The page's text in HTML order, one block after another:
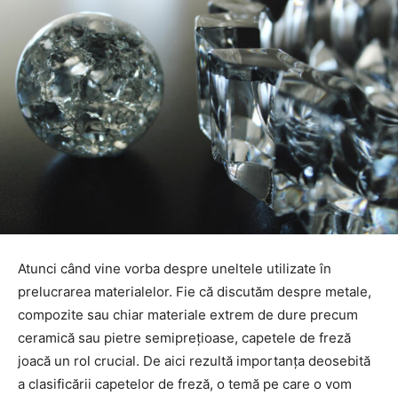
Atunci când vine vorba despre uneltele utilizate în
prelucrarea materialelor. Fie că discutăm despre metale,
compozite sau chiar materiale extrem de dure precum
ceramică sau pietre semiprețioase, capetele de freză
joacă un rol crucial. De aici rezultă importanța deosebită
a clasificării capetelor de freză, o temă pe care o vom